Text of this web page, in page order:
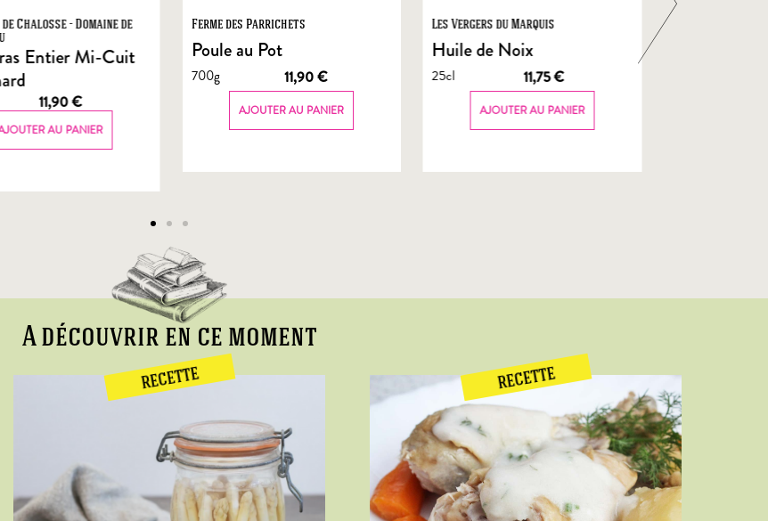
Chalosse - Domaine de
Entier Mi-Cuit
11,90€
AU PANIER
Ferme des Parrichets
Poule au Pot
700g 11,90€
AJOUTER AU PANIER
Les Vergers du Marquis
Huile de Noix
25cl 11,75€
AJOUTER AU PANIER
A découvrir en ce moment
RECETTE RECETTE